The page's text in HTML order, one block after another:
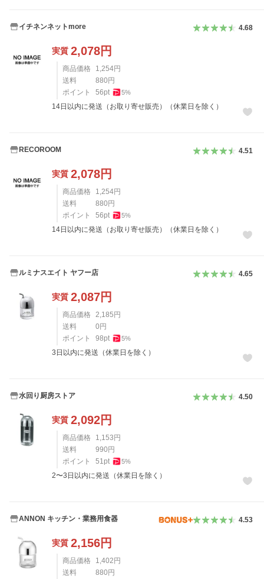
イチネンネットmore 4.68
実質 2,078円
商品価格 1,254円
送料
880 円
ポイント
56pt 5%
14日以内に発送（お取り寄せ販売）（休業日を除く）
RECOROOM 4.51
実質 2,078円
商品価格 1,254円
送料
880 円
ポイント
56pt 5%
14日以内に発送（お取り寄せ販売）（休業日を除く）
ルミナスエイト ヤフー店 4.65
実質 2,087円
商品価格 2,185 円
送料
0 円
ポイント
98pt 5%
3日以内に発送（休業日を除く）
水回り厨房ストア 4.50
実質 2,092円
商品価格 1,153 円
送料
990 円
ポイント
51pt 5%
2〜3日以内に発送（休業日を除く）
ANNON キッチン・業務用食器 4.53
実質 2,156円
商品価格 1,402 円
送料
880 円